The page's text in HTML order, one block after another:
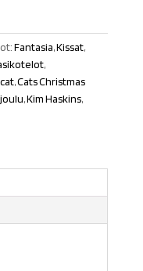
Fantasia,Kissat,
,
cat,Cats Christmas
joulu,Kim Haskins,